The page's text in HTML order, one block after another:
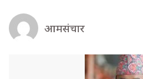
आमसंचार